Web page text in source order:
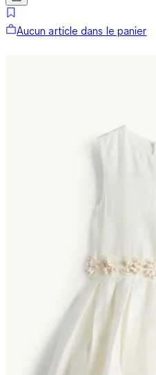
Aucun article dans le panier